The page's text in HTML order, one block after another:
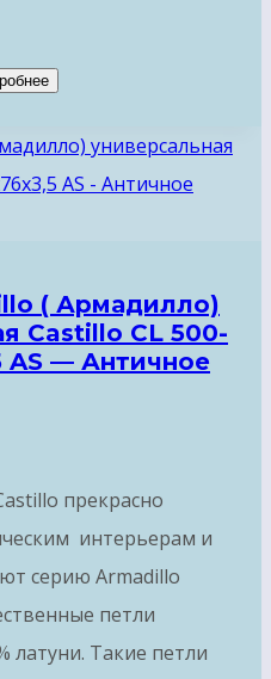
( Армадилло)
Castillo CL 500-
AS — Античное
прекрасно
интерьерам и
серию Armadillo
петли
латуни. Такие петли